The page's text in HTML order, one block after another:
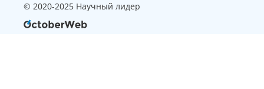
© 2020-2025 Научный лидер